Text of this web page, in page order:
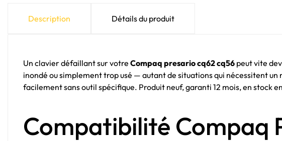
Description Détails du produit
Un clavier défaillant sur votre Compaq presario cq62 cq56 peut vite
inondé ou simplement trop usé — autant de situations qui nécessitent
facilement sans outil spécifique. Produit neuf, garanti 12 mois, en stock
Compatibilité Compaq